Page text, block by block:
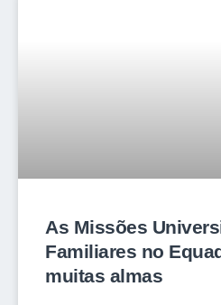
As Missões
Familiares no
muitas almas